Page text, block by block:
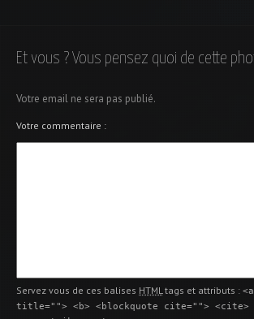
Et vous ? Vous pensez quoi de cette
Votre email ne sera pas publié.
Votre commentaire :
Servez vous de ces balises HTML tags et attributs :
title=""> <b> <blockquote cite=""> <cite>